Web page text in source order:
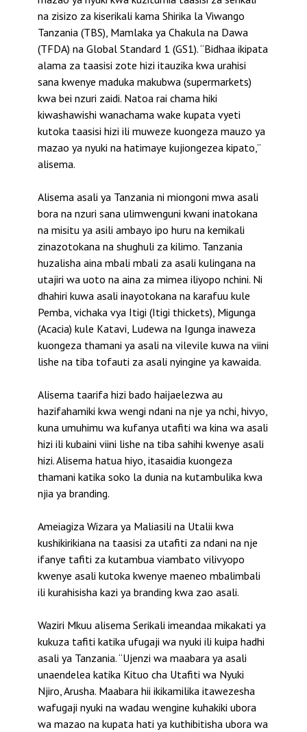
na zisizo za kiserikali kama Shirika la Viwango
Tanzania (TBS), Mamlaka ya Chakula na Dawa
(TFDA) na Global Standard 1 (GS1). “Bidhaa ikipata
alama za taasisi zote hizi itauzika kwa urahisi
sana kwenye maduka makubwa (supermarkets)
kwa bei nzuri zaidi. Natoa rai chama hiki
kiwashawishi wanachama wake kupata vyeti
kutoka taasisi hizi ili muweze kuongeza mauzo ya
mazao ya nyuki na hatimaye kujiongezea kipato,”
alisema.
Alisema asali ya Tanzania ni miongoni mwa asali
bora na nzuri sana ulimwenguni kwani inatokana
na misitu ya asili ambayo ipo huru na kemikali
zinazotokana na shughuli za kilimo. Tanzania
huzalisha aina mbali mbali za asali kulingana na
utajiri wa uoto na aina za mimea iliyopo nchini. Ni
dhahiri kuwa asali inayotokana na karafuu kule
Pemba, vichaka vya Itigi (Itigi thickets), Migunga
(Acacia) kule Katavi, Ludewa na Igunga inaweza
kuongeza thamani ya asali na vilevile kuwa na viini
lishe na tiba tofauti za asali nyingine ya kawaida.
Alisema taarifa hizi bado haijaelezwa au
hazifahamiki kwa wengi ndani na nje ya nchi, hivyo,
kuna umuhimu wa kufanya utafiti wa kina wa asali
hizi ili kubaini viini lishe na tiba sahihi kwenye asali
hizi. Alisema hatua hiyo, itasaidia kuongeza
thamani katika soko la dunia na kutambulika kwa
njia ya branding.
Ameiagiza Wizara ya Maliasili na Utalii kwa
kushikirikiana na taasisi za utafiti za ndani na nje
ifanye tafiti za kutambua viambato vilivyopo
kwenye asali kutoka kwenye maeneo mbalimbali
ili kurahisisha kazi ya branding kwa zao asali.
Waziri Mkuu alisema Serikali imeandaa mikakati ya
kukuza tafiti katika ufugaji wa nyuki ili kuipa hadhi
asali ya Tanzania. “Ujenzi wa maabara ya asali
unaendelea katika Kituo cha Utafiti wa Nyuki
Njiro, Arusha. Maabara hii ikikamilika itawezesha
wafugaji nyuki na wadau wengine kuhakiki ubora
wa mazao na kupata hati ya kuthibitisha ubora wa